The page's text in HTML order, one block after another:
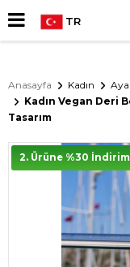
TR
Anasayfa Kadın
Kadın Vegan Deri
Tasarım
2. Ürüne %30 İndirim